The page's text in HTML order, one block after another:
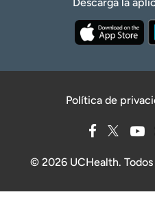
Descarga la
Política de
© 2026 UCHealth.